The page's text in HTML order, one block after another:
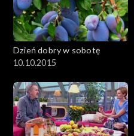
Dzień dobry w sobotę
10.10.2015